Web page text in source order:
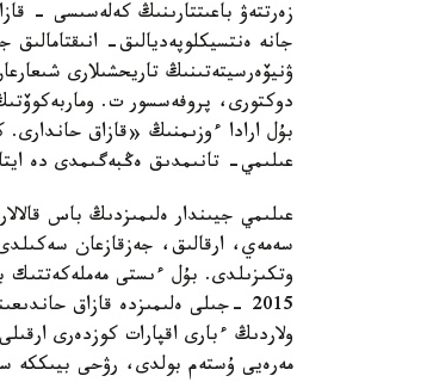
زەرتتەۋ باعىتتارىنىڭ كەلەسىسى -
جانە ەنتسيكلوپەديالىق-
ۋنيۆەرسيتەتىنىڭ تاريحشىلارى
دوكتورى، پروفەسسور ت.
عىلىمي- تانىمدىق ەڭبەگىمدى دە
عىلىمي جيىندار ەلىمىزدىڭ باس
سەمەي، ارقالىق، جەزقازعان سەكىلدى
وتكىزىلدى. بۇل ءىستى مەملەكەتتىك
ولاردىڭ ءبارى اقپارات كوزدەرى
مەرەيى ۇستەم بولدى، رۋحى بيىككە